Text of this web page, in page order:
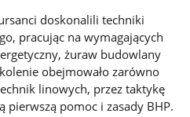
doskonalili techniki
pracując na wymagających
żuraw budowlany
obejmowało zarówno
linowych, przez taktykę
pierwszą pomoc i zasady BHP.